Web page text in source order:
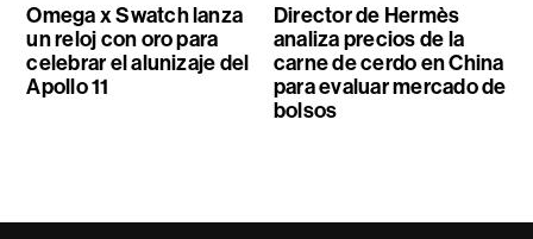
Omega x Swatch lanza
un reloj con oro para
celebrar el alunizaje del
Apollo 11
Director de Hermès
analiza precios de la
carne de cerdo en China
para evaluar mercado de
bolsos